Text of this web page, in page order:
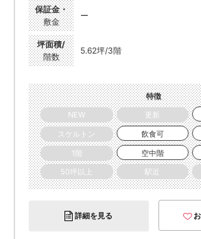
保証金・
敷金
ー
坪面積/
階数
5.62坪/3階
特徴
NEW
更新
スケルトン
飲食可
1階
空中階
50坪以上
駅近
詳細を見る